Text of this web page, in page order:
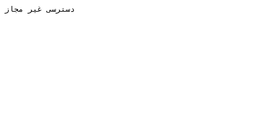
دسترسی غیر مجاز